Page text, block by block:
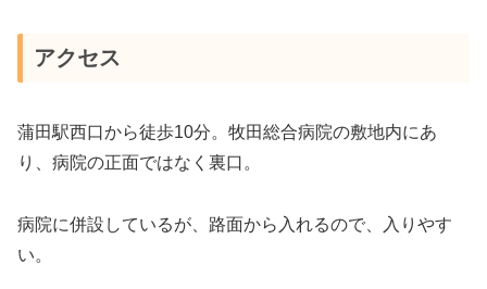
アクセス
蒲田駅西口から徒歩10分。牧田総合病院の敷地内にあ
り、病院の正面ではなく裏口。
病院に併設しているが、路面から入れるので、入りやす
い。